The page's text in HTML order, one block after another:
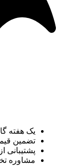
یک هفته
تضمین
پشتیبانی از
مشاوره